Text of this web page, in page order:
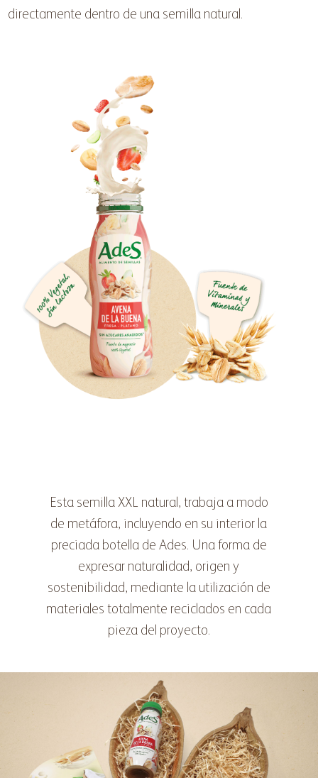
directamente dentro de una semilla natural.
Esta semilla XXL natural, trabaja a modo
de metáfora, incluyendo en su interior la
preciada botella de Ades. Una forma de
expresar naturalidad, origen y
sostenibilidad, mediante la utilización de
materiales totalmente reciclados en cada
pieza del proyecto.